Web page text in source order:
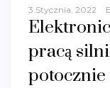
3 Stycznia, 2022
pracą